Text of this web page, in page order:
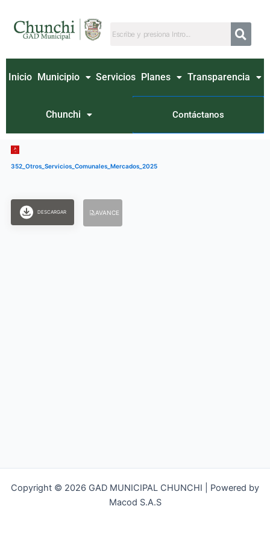
contenido
Inicio Municipio Servicios Planes Transparencia
Chunchi Contáctanos
352_Otros_Servicios_Comunales_Mercados_2025
DESCARGAR AVANCE
Copyright © 2026 GAD MUNICIPAL CHUNCHI | Powered by
Macod S.A.S